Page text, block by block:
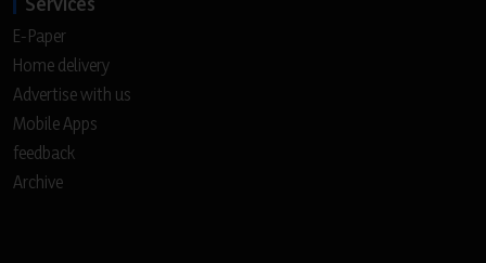
E-Paper
Home delivery
Advertise with us
Mobile Apps
feedback
Archive